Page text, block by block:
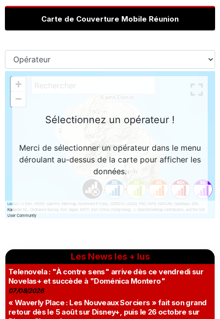
Carte de Couverture Mobile Réunion
Les News les + lus
Telenovela : "À contre sens" arrive dès ce vendredi sur
Novelas+ et succède à "Doménica Montero"
07/08/2026
« Waverly Place : Les Nouveaux Sorciers » fait son grand
retour dès le 5 août sur Disney+, puis le 26 octobre sur